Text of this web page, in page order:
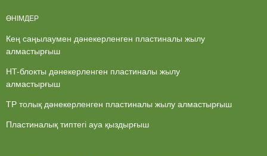
ӨНІМДЕР
Кең саңылаумен дәнекерленген пластиналы жылу
алмастырғыш
HT-блокты дәнекерленген пластиналы жылу
алмастырғыш
TP толық дәнекерленген пластиналы жылу алмастырғыш
Пластиналық типтегі ауа қыздырғыш